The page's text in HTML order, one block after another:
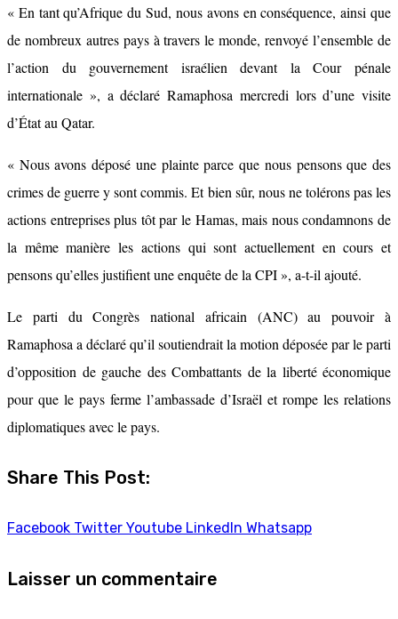
« En tant qu’Afrique du Sud, nous avons en conséquence, ainsi que
de nombreux autres pays à travers le monde, renvoyé l’ensemble de
l’action du gouvernement israélien devant la Cour pénale
internationale », a déclaré Ramaphosa mercredi lors d’une visite
d’État au Qatar.
« Nous avons déposé une plainte parce que nous pensons que des
crimes de guerre y sont commis. Et bien sûr, nous ne tolérons pas les
actions entreprises plus tôt par le Hamas, mais nous condamnons de
la même manière les actions qui sont actuellement en cours et
pensons qu’elles justifient une enquête de la CPI », a-t-il ajouté.
Le parti du Congrès national africain (ANC) au pouvoir à
Ramaphosa a déclaré qu’il soutiendrait la motion déposée par le parti
d’opposition de gauche des Combattants de la liberté économique
pour que le pays ferme l’ambassade d’Israël et rompe les relations
diplomatiques avec le pays.
Share This Post:
Facebook Twitter Youtube LinkedIn Whatsapp
Laisser un commentaire